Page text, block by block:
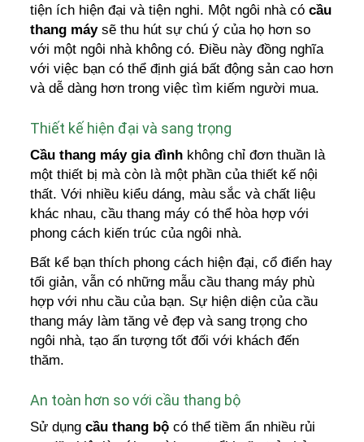
tiện ích hiện đại và tiện nghi. Một ngôi nhà cócầu
thang máysẽ thu hút sự chú ý của họ hơn so
với một ngôi nhà không có. Điều này đồng nghĩa
với việc bạn có thể định giá bất động sản cao hơn
và dễ dàng hơn trong việc tìm kiếm người mua.
Thiết kế hiện đại và sang trọng
Cầu thang máy gia đình không chỉ đơn thuần là
một thiết bị mà còn là một phần của thiết kế nội
thất. Với nhiều kiểu dáng, màu sắc và chất liệu
khác nhau, cầu thang máy có thể hòa hợp với
phong cách kiến trúc của ngôi nhà.
Bất kể bạn thích phong cách hiện đại, cổ điển hay
tối giản, vẫn có những mẫu cầu thang máy phù
hợp với nhu cầu của bạn. Sự hiện diện của cầu
thang máy làm tăng vẻ đẹp và sang trọng cho
ngôi nhà, tạo ấn tượng tốt đối với khách đến
thăm.
An toàn hơn so với cầu thang bộ
Sử dụngcầu thang bộ có thể tiềm ẩn nhiều rủi